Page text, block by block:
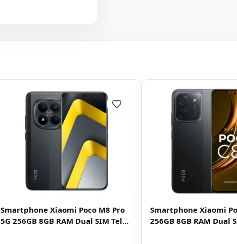
Smartphone Xiaomi Poco M8 Pro
5G 256GB 8GB RAM Dual SIM Tela
Smartphone Xiaomi
256GB 8GB RAM Dual